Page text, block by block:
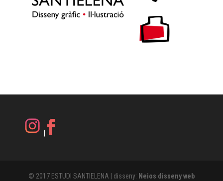
© 2017 ESTUDI SANTIELENA | disseny: Neios disseny web